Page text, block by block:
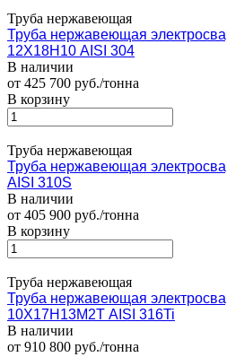
Труба нержавеющая
Труба нержавеющая
12Х18Н10 AISI 304
В наличии
от 425 700 руб./тонна
В корзину
Труба нержавеющая
Труба нержавеющая
AISI 310S
В наличии
от 405 900 руб./тонна
В корзину
Труба нержавеющая
Труба нержавеющая
10Х17Н13М2Т AISI 316Ti
В наличии
от 910 800 руб./тонна